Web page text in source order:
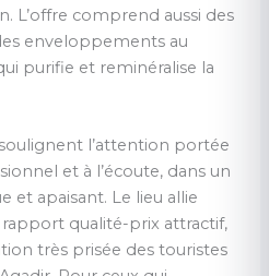
L’offre comprend aussi des
enveloppements au
purifie et reminéralise la
l’attention portée
et à l’écoute, dans un
et apaisant. Le lieu allie
qualité-prix attractif,
très prisée des touristes